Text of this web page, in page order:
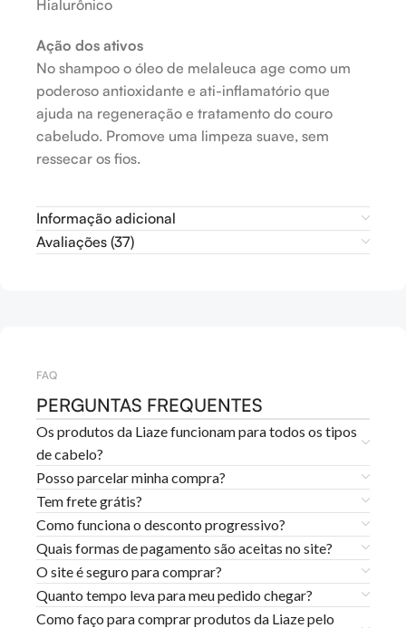
Hialurônico
Ação dos ativos
No shampoo o óleo de melaleuca age como um
poderoso antioxidante e ati-inflamatório que
ajuda na regeneração e tratamento do couro
cabeludo. Promove uma limpeza suave, sem
ressecar os fios.
Informação adicional
Avaliações (37)
FAQ
PERGUNTAS FREQUENTES
Os produtos da Liaze funcionam para todos os tipos
de cabelo?
Posso parcelar minha compra?
Tem frete grátis?
Como funciona o desconto progressivo?
Quais formas de pagamento são aceitas no site?
O site é seguro para comprar?
Quanto tempo leva para meu pedido chegar?
Como faço para comprar produtos da Liaze pelo